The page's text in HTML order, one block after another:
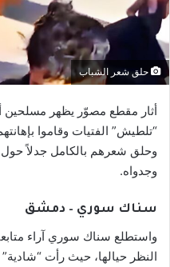
حلق شعر الشباب
أثار مقطع مصوّر يظهر مسلحين
“تلطيش” الفتيات وقاموا
وحلق شعرهم بالكامل جدلاً حول
وجدواه.
سناك سوري – دمشق
واستطلع سناك سوري آراء
النظر حيالها، حيث رأت